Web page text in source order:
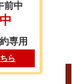
前中
専用
ら